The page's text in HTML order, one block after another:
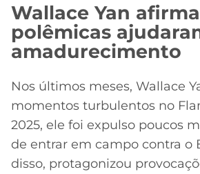
Wallace Yan
polêmicas
amadurecimento
Nos últimos meses, Wallace
momentos turbulentos no
2025, ele foi expulso poucos
de entrar em campo contra o
disso, protagonizou